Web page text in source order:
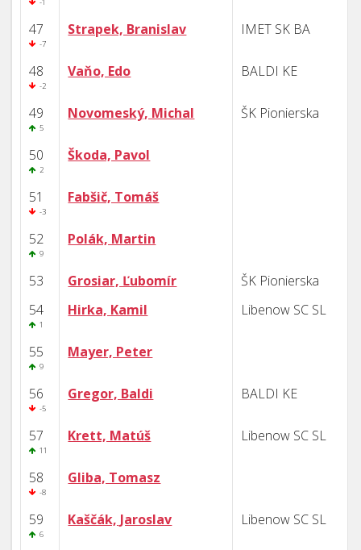
47
-7
Strapek, Branislav IMET SK BA
48
-2
Vaňo, Edo BALDI KE
49
5
Novomeský, Michal ŠK Pionierska
50
2
Škoda, Pavol
51
-3
Fabšič, Tomáš
52
9
Polák, Martin
53 Grosiar, Ľubomír
ŠK Pionierska
54
1
Hirka, Kamil Libenow SC SL
55
9
Mayer, Peter
56
-5
Gregor, Baldi BALDI KE
57
11
Krett, Matúš Libenow SC SL
58
-8
Gliba, Tomasz
59
6
Kaščák, Jaroslav Libenow SC SL